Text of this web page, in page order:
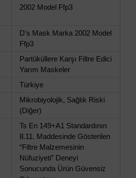
2002 Model Ffp3
D's Mask Marka 2002 Model
Ffp3
Partüküllere Karşı Filtre Edici
Yarım Maskeler
Türkiye
Mikrobiyolojik, Sağlık Riski
(Diğer)
Ts En 149+A1 Standardının
8.11. Maddesinde Gösterilen
“Filtre Malzemesinin
Nüfuziyeti” Deneyi
Sonucunda Ürün Güvensiz